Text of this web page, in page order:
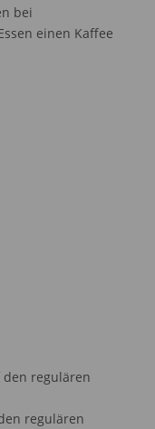
bei
einen Kaffee
den regulären
regulären